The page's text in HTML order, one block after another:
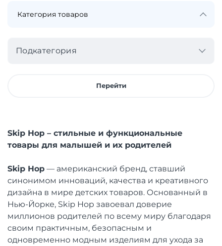
Подкатегория
Перейти
Skip Hop – стильные и функциональные
товары для малышей и их родителей
Skip Hop — американский бренд, ставший
синонимом инноваций, качества и креативного
дизайна в мире детских товаров. Основанный в
Нью-Йорке, Skip Hop завоевал доверие
миллионов родителей по всему миру благодаря
своим практичным, безопасным и
одновременно модным изделиям для ухода за